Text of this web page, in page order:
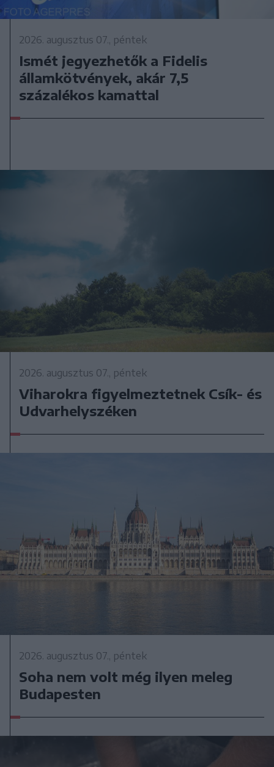
2026. augusztus 07., péntek
Ismét jegyezhetők a Fidelis
államkötvények, akár 7,5
százalékos kamattal
2026. augusztus 07., péntek
Viharokra figyelmeztetnek Csík- és
Udvarhelyszéken
2026. augusztus 07., péntek
Soha nem volt még ilyen meleg
Budapesten